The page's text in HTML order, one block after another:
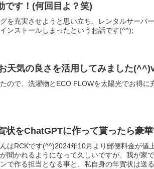
です！(何回目よ？笑)
を充実させようと思い立ち、レンタルサーバ
ンストールしまったというお話です(^^);
天気の良さを活用してみました
ので、洗濯物とECO FLOWを太陽光でお得に
状をChatGPTに作って貰ったら豪
はRCKです(^^)2024年10月より郵便料金が値
聞かれるようになって久しいですが、我が家
で作る担当となる事と、私自身の年賀状は送